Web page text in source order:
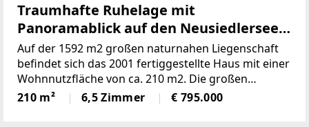
Traumhafte Ruhelage mit
Panoramablick auf den Neusiedlersee
(Provisionsfrei)
Auf der 1592 m2 großen naturnahen Liegenschaft
befindet sich das 2001 fertiggestellte Haus mit einer
Wohnnutzfläche von ca. 210 m2. Die großen
Fensterspenden viel Tageslicht und ermöglichen auf
mehreren Ebenen einenaußergewöhnlichen Blick
210 m² 6,5 Zimmer € 795.000